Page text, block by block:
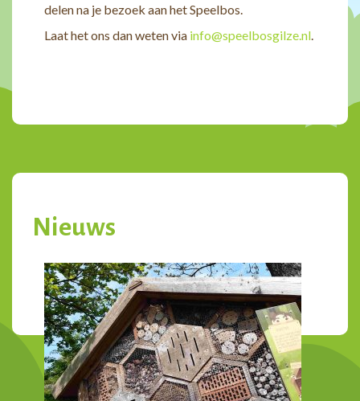
delen na je bezoek aan het Speelbos.
Laat het ons dan weten via info@speelbosgilze.nl.
Nieuws
Berichtnavigatie